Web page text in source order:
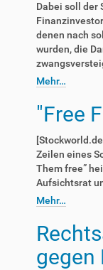
Dabei soll der
denen nach
wurden, die
Mehr…
"Free
Zeilen eines
Them free”
Aufsichtsrat
Mehr…
gegen